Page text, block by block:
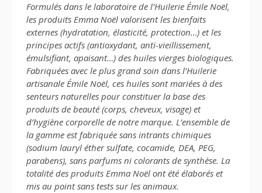
Formulés dans le laboratoire de l’Huilerie Émile Noël,
les produits Emma Noël valorisent les bienfaits
externes (hydratation, élasticité, protection…) et les
principes actifs (antioxydant, anti-vieillissement,
émulsifiant, apaisant…) des huiles vierges biologiques.
Fabriquées avec le plus grand soin dans l’Huilerie
artisanale Émile Noël, ces huiles sont mariées à des
senteurs naturelles pour constituer la base des
produits de beauté (corps, cheveux, visage) et
d’hygiène corporelle de notre marque. L’ensemble de
la gamme est fabriquée sans intrants chimiques
(sodium lauryl éther sulfate, cocamide, DEA, PEG,
parabens), sans parfums ni colorants de synthèse. La
totalité des produits Emma Noël ont été élaborés et
mis au point sans tests sur les animaux.